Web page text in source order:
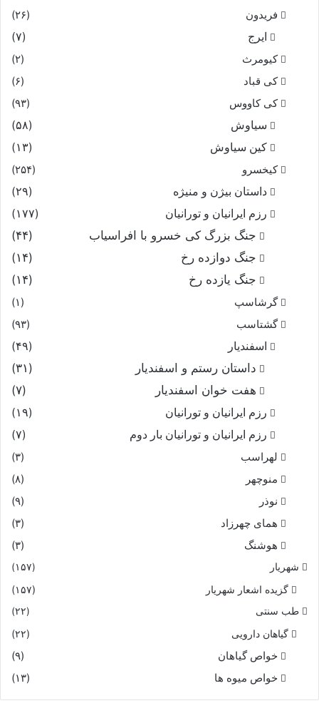
فریدون
(۲۶)
ایرج
(۷)
کیومرث
(۲)
کی قباد
(۶)
کی کاووس
(۹۳)
سیاوش
(۵۸)
کین سیاوش
(۱۳)
کیخسرو
(۲۵۴)
داستان بیژن و منیژه
(۲۹)
رزم ایرانیان و تورانیان
(۱۷۷)
جنگ بزرگ کی خسرو با افراسیاب
(۴۴)
جنگ دوازده رخ
(۱۴)
جنگ یازده رخ
(۱۴)
گرشاسپ
(۱)
گشتاسب
(۹۳)
اسفندیار
(۴۹)
داستان رستم و اسفندیار
(۳۱)
هفت خوان اسفندیار
(۷)
رزم ایرانیان و تورانیان
(۱۹)
رزم ایرانیان و تورانیان بار دوم
(۷)
لهراسب
(۳)
منوچهر
(۸)
نوذر
(۹)
هماى چهرزاد
(۳)
هوشنگ
(۳)
شهریار (۱۵۷)
گزیده اشعار شهریار (۱۵۷)
طب سنتی (۲۲)
گیاهان دارویی (۲۲)
خواص گیاهان
(۹)
خواص میوه ها
(۱۳)